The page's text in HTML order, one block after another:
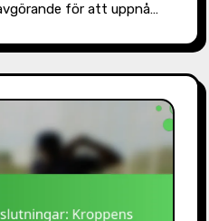
för att uppnå…